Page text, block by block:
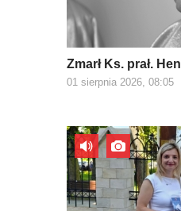
Zmarł Ks. prał.
01 sierpnia 2026, 08:05